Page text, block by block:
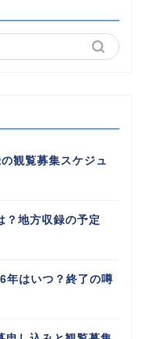
観覧募集スケジュ
？地方収録の予定
年はいつ？終了の噂